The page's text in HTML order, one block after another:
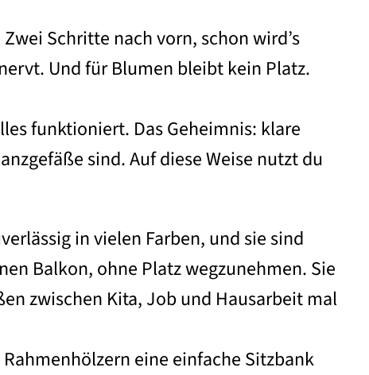
Schritte nach vorn, schon wird’s
Und für Blumen bleibt kein Platz.
funktioniert. Das Geheimnis: klare
sind. Auf diese Weise nutzt du
in vielen Farben, und sie sind
Balkon, ohne Platz wegzunehmen. Sie
zwischen Kita, Job und Hausarbeit mal
eine einfache Sitzbank